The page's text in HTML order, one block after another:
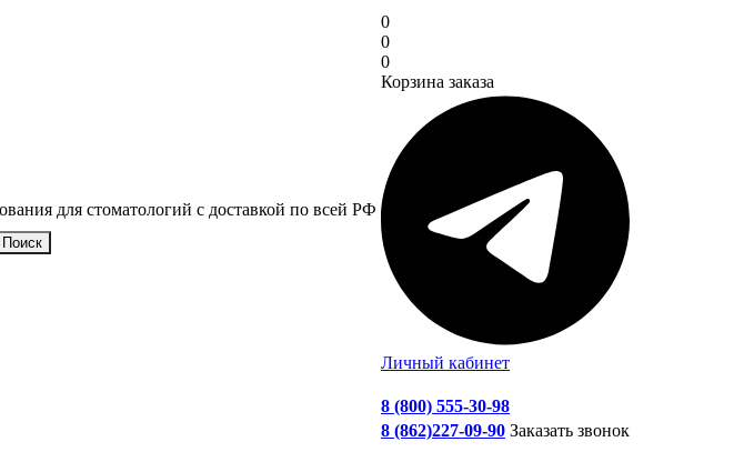
для стоматологий с доставкой по всей РФ
0
0
0
Корзина заказа
Личный кабинет
8 (800) 555-30-98
8 (862)227-09-90 Заказать звонок